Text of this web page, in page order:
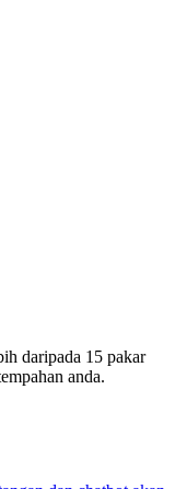
daripada 15 pakar
anda.